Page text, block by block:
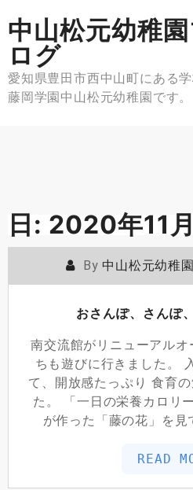
to
content
中山松元幼稚
ログ
愛知県豊田市西中山町にある学
藤岡学園中山松元幼稚園です。
日: 2020年11
By 中山松元幼稚
おさんぽ、さんぽ
南交流館がリニューアル
ちも遊びに行きました。
て、開放感たっぷり 食育
た。 「一日の栄養カロリ
が作った「藤の花」を
READ